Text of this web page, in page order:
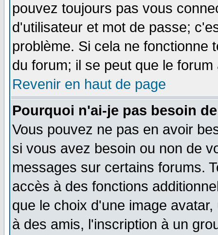
pouvez toujours pas vous
d'utilisateur et mot de passe;
problème. Si cela ne fonctionne
du forum; il se peut que le
Revenir en haut de page
Pourquoi n'ai-je pas besoin
Vous pouvez ne pas en avoir
si vous avez besoin ou non de
messages sur certains forums.
accès à des fonctions
que le choix d'une image
à des amis, l'inscription à un